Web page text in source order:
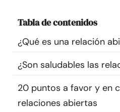
Recursos
Comunidad
Encuentra un terapeuta
Idioma
Tabla de contenidos
¿Qué es una relación
¿Son saludables las
20 puntos a favor y en
relaciones abiertas